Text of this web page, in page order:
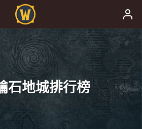
石地城排行榜